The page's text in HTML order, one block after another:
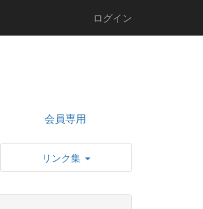
ログイン
会員専用
リンク集